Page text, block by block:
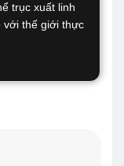
trục xuất linh
với thế giới thực